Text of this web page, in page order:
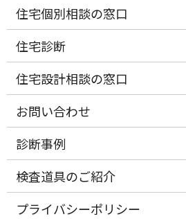
住宅個別相談の窓口
住宅診断
住宅設計相談の窓口
お問い合わせ
診断事例
検査道具のご紹介
プライバシーポリシー